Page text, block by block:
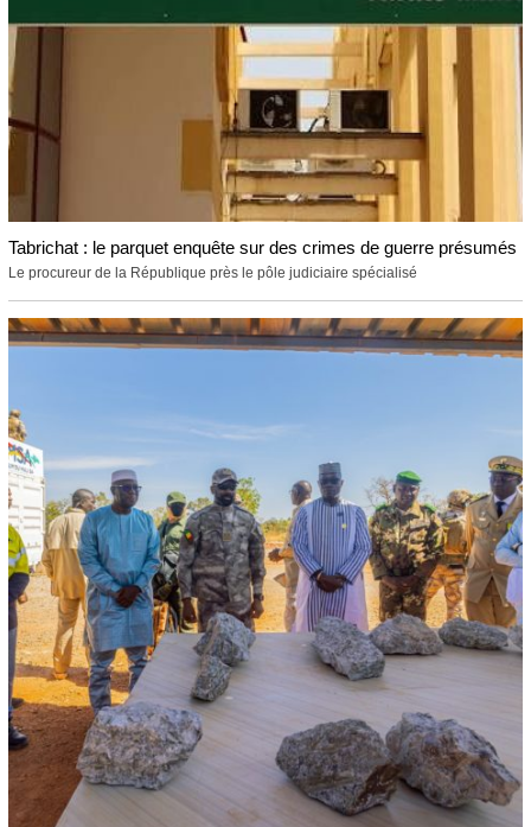
Tabrichat : le parquet enquête sur des crimes de guerre présumés
Le procureur de la République près le pôle judiciaire spécialisé